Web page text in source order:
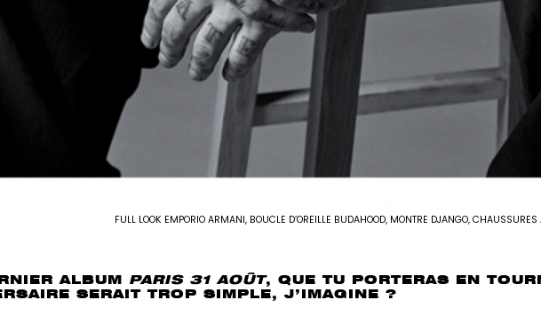
FULL LOOK EMPORIO ARMANI, BOUCLE D’OREILLE BUDAHOOD, MONTRE DJANGO,
ALBUM PARIS 31 AOÛT, QUE TU PORTERAS EN
SERAIT TROP SIMPLE, J’IMAGINE ?